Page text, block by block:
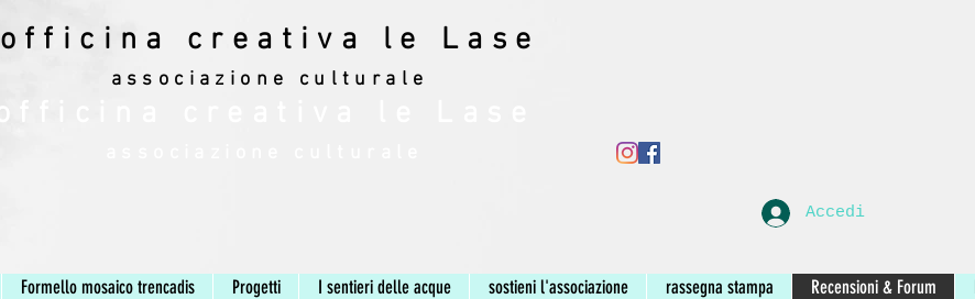
officina creativa le Lase
officina creativa le Lase
associazione culturale
Accedi
Formello mosaico trencadis Progetti I sentieri delle acque sostieni l'associazione rassegna stampa Recensioni & Forum